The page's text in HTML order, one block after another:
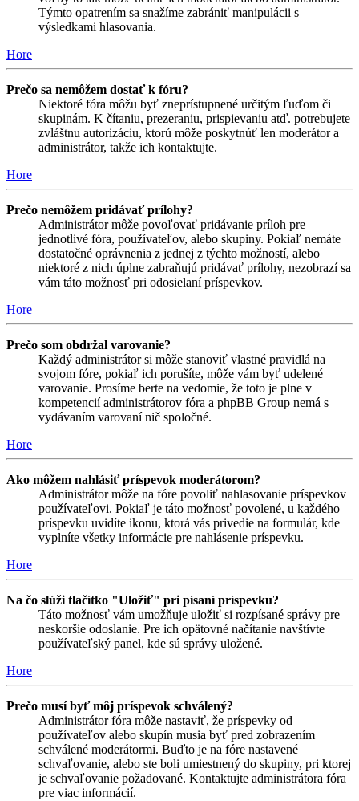
Týmto opatrením sa snažíme zabrániť manipulácii s
výsledkami hlasovania.
Hore
Prečo sa nemôžem dostať k fóru?
Niektoré fóra môžu byť zneprístupnené určitým ľuďom či
skupinám. K čítaniu, prezeraniu, prispievaniu atď. potrebujete
zvláštnu autorizáciu, ktorú môže poskytnúť len moderátor a
administrátor, takže ich kontaktujte.
Hore
Prečo nemôžem pridávať prílohy?
Administrátor môže povoľovať pridávanie príloh pre
jednotlivé fóra, používateľov, alebo skupiny. Pokiaľ nemáte
dostatočné oprávnenia z jednej z týchto možností, alebo
niektoré z nich úplne zabraňujú pridávať prílohy, nezobrazí sa
vám táto možnosť pri odosielaní príspevkov.
Hore
Prečo som obdržal varovanie?
Každý administrátor si môže stanoviť vlastné pravidlá na
svojom fóre, pokiaľ ich porušíte, môže vám byť udelené
varovanie. Prosíme berte na vedomie, že toto je plne v
kompetencií administrátorov fóra a phpBB Group nemá s
vydávaním varovaní nič spoločné.
Hore
Ako môžem nahlásiť príspevok moderátorom?
Administrátor môže na fóre povoliť nahlasovanie príspevkov
používateľovi. Pokiaľ je táto možnosť povolené, u každého
príspevku uvidíte ikonu, ktorá vás privedie na formulár, kde
vyplníte všetky informácie pre nahlásenie príspevku.
Hore
Na čo slúži tlačítko "Uložiť" pri písaní príspevku?
Táto možnosť vám umožňuje uložiť si rozpísané správy pre
neskoršie odoslanie. Pre ich opätovné načítanie navštívte
používateľský panel, kde sú správy uložené.
Hore
Prečo musí byť môj príspevok schválený?
Administrátor fóra môže nastaviť, že príspevky od
používateľov alebo skupín musia byť pred zobrazením
schválené moderátormi. Buďto je na fóre nastavené
schvaľovanie, alebo ste boli umiestnený do skupiny, pri ktorej
je schvaľovanie požadované. Kontaktujte administrátora fóra
pre viac informácií.